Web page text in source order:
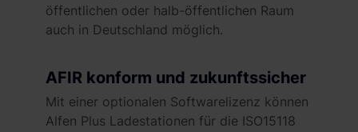
öffentlichen oder halb-öffentlichen Raum
auch in Deutschland möglich.
AFIR konform und zukunftssicher
Mit einer optionalen Softwarelizenz können
Alfen Plus Ladestationen für die ISO15118